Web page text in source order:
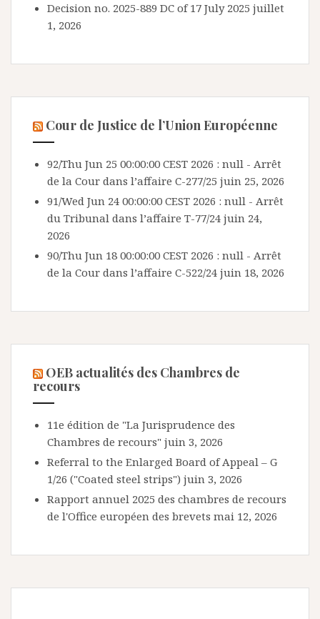
Decision no. 2025-889 DC of 17 July 2025 juillet
1, 2026
Cour de Justice de l’Union Européenne
92/Thu Jun 25 00:00:00 CEST 2026 : null - Arrêt
de la Cour dans l’affaire C-277/25 juin 25, 2026
91/Wed Jun 24 00:00:00 CEST 2026 : null - Arrêt
du Tribunal dans l’affaire T-77/24 juin 24,
2026
90/Thu Jun 18 00:00:00 CEST 2026 : null - Arrêt
de la Cour dans l’affaire C-522/24 juin 18, 2026
OEB actualités des Chambres de
recours
11e édition de "La Jurisprudence des
Chambres de recours" juin 3, 2026
Referral to the Enlarged Board of Appeal – G
1/26 ("Coated steel strips") juin 3, 2026
Rapport annuel 2025 des chambres de recours
de l'Office européen des brevets mai 12, 2026